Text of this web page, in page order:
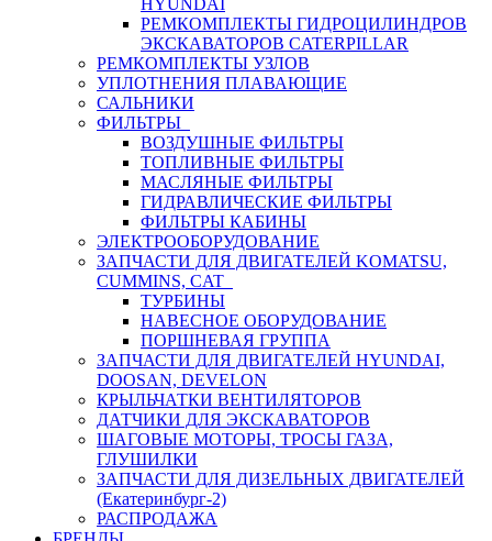
HYUNDAI
РЕМКОМПЛЕКТЫ ГИДРОЦИЛИНДРОВ
ЭКСКАВАТОРОВ CATERPILLAR
РЕМКОМПЛЕКТЫ УЗЛОВ
УПЛОТНЕНИЯ ПЛАВАЮЩИЕ
САЛЬНИКИ
ФИЛЬТРЫ
ВОЗДУШНЫЕ ФИЛЬТРЫ
ТОПЛИВНЫЕ ФИЛЬТРЫ
МАСЛЯНЫЕ ФИЛЬТРЫ
ГИДРАВЛИЧЕСКИЕ ФИЛЬТРЫ
ФИЛЬТРЫ КАБИНЫ
ЭЛЕКТРООБОРУДОВАНИЕ
ЗАПЧАСТИ ДЛЯ ДВИГАТЕЛЕЙ KOMATSU,
CUMMINS, CAT
ТУРБИНЫ
НАВЕСНОЕ ОБОРУДОВАНИЕ
ПОРШНЕВАЯ ГРУППА
ЗАПЧАСТИ ДЛЯ ДВИГАТЕЛЕЙ HYUNDAI,
DOOSAN, DEVELON
КРЫЛЬЧАТКИ ВЕНТИЛЯТОРОВ
ДАТЧИКИ ДЛЯ ЭКСКАВАТОРОВ
ШАГОВЫЕ МОТОРЫ, ТРОСЫ ГАЗА,
ГЛУШИЛКИ
ЗАПЧАСТИ ДЛЯ ДИЗЕЛЬНЫХ ДВИГАТЕЛЕЙ
(Екатеринбург-2)
РАСПРОДАЖА